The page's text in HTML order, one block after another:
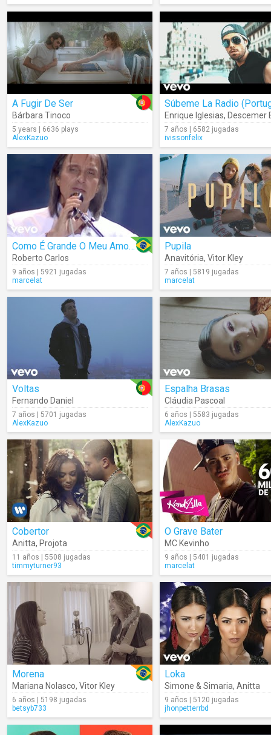
A Fugir De Ser
Bárbara Tinoco
5 years | 6636 plays
AlexKazuo
Enrique Iglesias, Descemer
7 años | 6582 jugadas
ivissonfelix
Como É Grande O Meu Amor Por Você (Live)
Roberto Carlos
9 años | 5921 jugadas
marcelat
Pupila
Anavitória, Vitor Kley
7 años | 5819 jugadas
marcelat
Voltas
Fernando Daniel
7 años | 5701 jugadas
AlexKazuo
Espalha Brasas
Cláudia Pascoal
6 años | 5583 jugadas
AlexKazuo
Cobertor
Anitta, Projota
11 años | 5508 jugadas
timmyturner93
O Grave Bater
MC Kevinho
9 años | 5401 jugadas
marcelat
Morena
Mariana Nolasco, Vitor Kley
6 años | 5198 jugadas
betsyb733
Loka
Simone & Simaria, Anitta
9 años | 5120 jugadas
jhonpetterrbd